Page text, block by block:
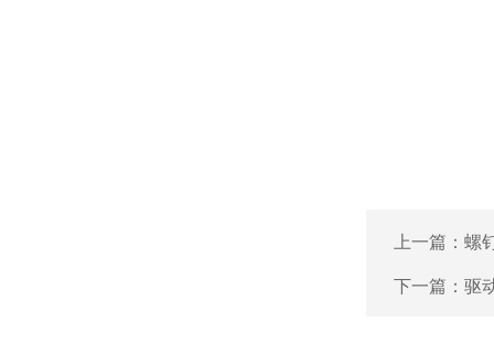
上一篇： 螺
下一篇： 驱